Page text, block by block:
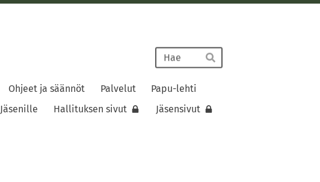
Hae
Ohjeet ja säännöt Palvelut
Papu-lehti
Jäsenille Hallituksen sivut Jäsensivut